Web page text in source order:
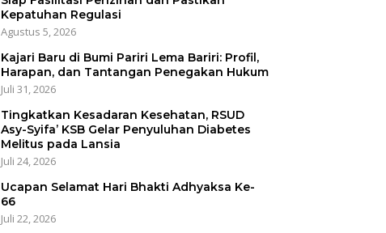
Kepatuhan Regulasi
Agustus 5, 2026
Kajari Baru di Bumi Pariri Lema Bariri: Profil,
Harapan, dan Tantangan Penegakan Hukum
Juli 31, 2026
Tingkatkan Kesadaran Kesehatan, RSUD
Asy-Syifa’ KSB Gelar Penyuluhan Diabetes
Melitus pada Lansia
Juli 24, 2026
Ucapan Selamat Hari Bhakti Adhyaksa Ke-
66
Juli 22, 2026